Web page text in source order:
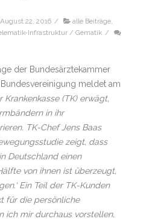
August 22, 2016 / alle Beiträge
Infrastruktur / Gematik /
der Bundesärztekammer
meldet am
Krankenkasse (TK) erwägt,
in ihr
TK-Chef Jens Baas
zeigt, dass
Deutschland einen
von ihnen ist überzeugt,
Ein Teil der TK-Kunden
für die persönliche
ich mir durchaus vorstellen,